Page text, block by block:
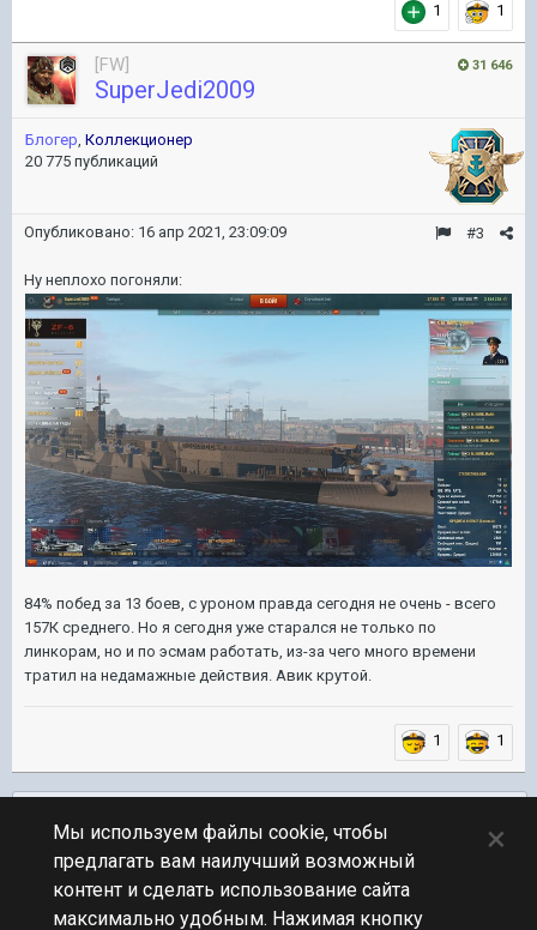
1 1
31 646
[FW]
SuperJedi2009
Блогер, Коллекционер
20 775 публикаций
#3
Опубликовано: 16 апр 2021, 23:09:09
Ну неплохо погоняли:
84% побед за 13 боев, с уроном правда сегодня не очень - всего
157К среднего. Но я сегодня уже старался не только по
линкорам, но и по эсмам работать, из-за чего много времени
тратил на недамажные действия. Авик крутой.
1 1
ПЕРЕЙТИ К СПИСКУ ТЕМ
Блогеры
Мы используем файлы cookie, чтобы
предлагать вам наилучший возможный
контент и сделать использование сайта
максимально удобным. Нажимая кнопку
×